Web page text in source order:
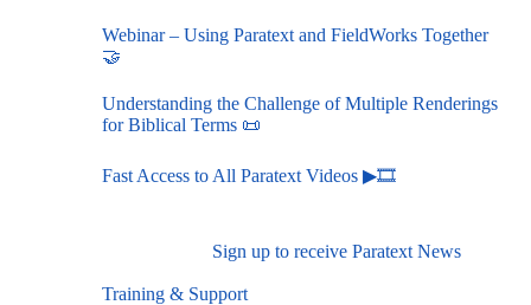
Webinar – Using Paratext and FieldWorks Together
🤝
Understanding the Challenge of Multiple Renderings
for Biblical Terms 📜
Fast Access to All Paratext Videos ▶🎞
Sign up to receive Paratext News
Training & Support